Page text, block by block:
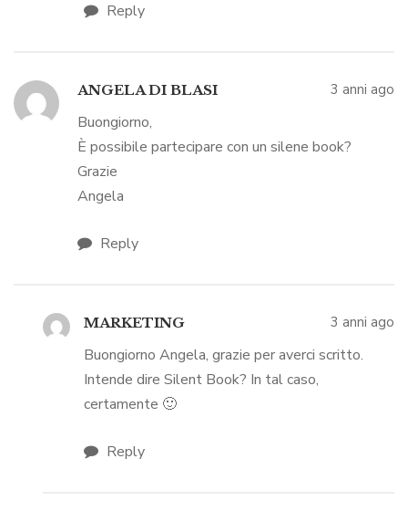
Reply
ANGELA DI BLASI 3 anni ago
Buongiorno,
È possibile partecipare con un silene book?
Grazie
Angela
Reply
MARKETING 3 anni ago
Buongiorno Angela, grazie per averci scritto.
Intende dire Silent Book? In tal caso,
certamente 🙂
Reply